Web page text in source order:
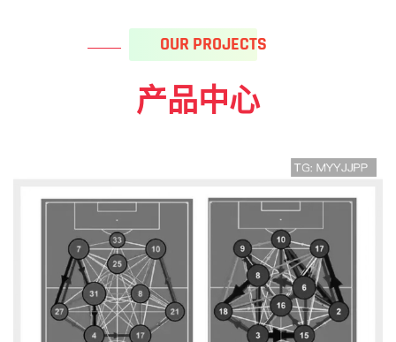
OUR PROJECTS
产品中心
武汉足球队意识探讨与发
展路径分析助力球队未来